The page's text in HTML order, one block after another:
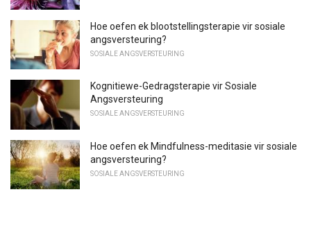
Hoe oefen ek blootstellingsterapie vir sosiale
angsversteuring?
SOSIALE ANGSVERSTEURING
Kognitiewe-Gedragsterapie vir Sosiale
Angsversteuring
SOSIALE ANGSVERSTEURING
Hoe oefen ek Mindfulness-meditasie vir sosiale
angsversteuring?
SOSIALE ANGSVERSTEURING